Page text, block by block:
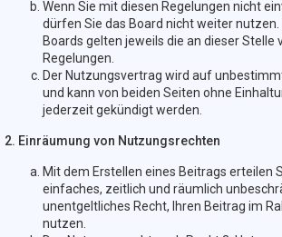
Wenn Sie mit diesen Regelungen nicht
dürfen Sie das Board nicht weiter nutzen.
Boards gelten jeweils die an dieser
Regelungen.
Der Nutzungsvertrag wird auf
und kann von beiden Seiten ohne
jederzeit gekündigt werden.
2. Einräumung von Nutzungsrechten
Mit dem Erstellen eines Beitrags erteilen
einfaches, zeitlich und räumlich
unentgeltliches Recht, Ihren Beitrag im
nutzen.